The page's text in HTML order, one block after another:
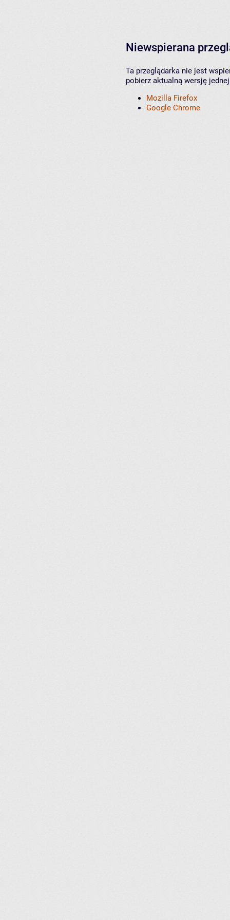
Niewspierana
Ta przeglądarka nie jest
pobierz aktualną wersję
Mozilla Firefox
Google Chrome